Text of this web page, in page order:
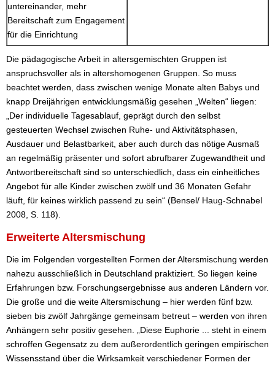
untereinander, mehr
Bereitschaft zum Engagement
für die Einrichtung
Die pädagogische Arbeit in altersgemischten Gruppen ist
anspruchsvoller als in altershomogenen Gruppen. So muss
beachtet werden, dass zwischen wenige Monate alten Babys und
knapp Dreijährigen entwicklungsmäßig gesehen „Welten“ liegen:
„Der individuelle Tagesablauf, geprägt durch den selbst
gesteuerten Wechsel zwischen Ruhe- und Aktivitätsphasen,
Ausdauer und Belastbarkeit, aber auch durch das nötige Ausmaß
an regelmäßig präsenter und sofort abrufbarer Zugewandtheit und
Antwortbereitschaft sind so unterschiedlich, dass ein einheitliches
Angebot für alle Kinder zwischen zwölf und 36 Monaten Gefahr
läuft, für keines wirklich passend zu sein“ (Bensel/ Haug-Schnabel
2008, S. 118).
Erweiterte Altersmischung
Die im Folgenden vorgestellten Formen der Altersmischung werden
nahezu ausschließlich in Deutschland praktiziert. So liegen keine
Erfahrungen bzw. Forschungsergebnisse aus anderen Ländern vor.
Die große und die weite Altersmischung – hier werden fünf bzw.
sieben bis zwölf Jahrgänge gemeinsam betreut – werden von ihren
Anhängern sehr positiv gesehen. „Diese Euphorie ... steht in einem
schroffen Gegensatz zu dem außerordentlich geringen empirischen
Wissensstand über die Wirksamkeit verschiedener Formen der